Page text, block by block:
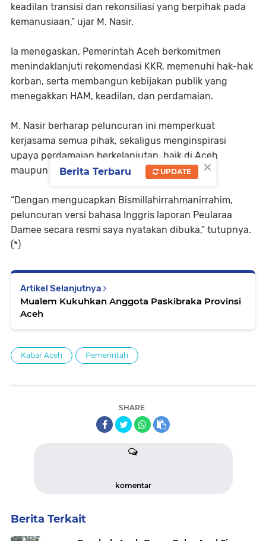
keadilan transisi dan rekonsiliasi yang berpihak pada
kemanusiaan,” ujar M. Nasir.
Ia menegaskan, Pemerintah Aceh berkomitmen
menindaklanjuti rekomendasi KKR, memenuhi hak-hak
korban, serta membangun kebijakan publik yang
menegakkan HAM, keadilan, dan perdamaian.
M. Nasir berharap peluncuran ini memperkuat
kerjasama semua pihak, sekaligus menginspirasi
upaya perdamaian berkelanjutan, baik di Aceh
maupun di tingkat global.
“Dengan mengucapkan Bismillahirrahmanirrahim,
peluncuran versi bahasa Inggris laporan Peularaa
Damee secara resmi saya nyatakan dibuka,” tutupnya.
(*)
Artikel Selanjutnya
Mualem Kukuhkan Anggota Paskibraka Provinsi
Aceh
Kabar Aceh Pemerintah
SHARE
komentar
Berita Terkait
×
Berita Terbaru UPDATE